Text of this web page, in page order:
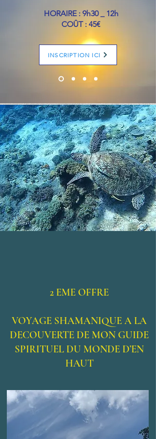
HORAIRE : 9h30 _ 12h
COÛT : 45€
INSCRIPTION ICI
2 EME OFFRE
VOYAGE SHAMANIQUE A LA
DECOUVERTE DE MON GUIDE
SPIRITUEL DU MONDE D’EN
HAUT